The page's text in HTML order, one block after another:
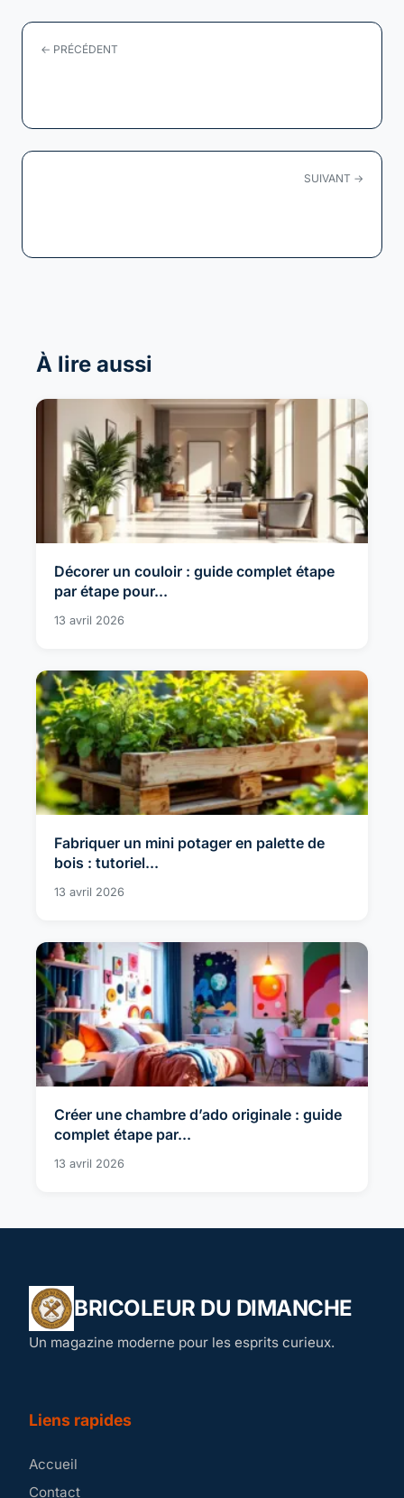
← PRÉCÉDENT
SUIVANT →
À lire aussi
Décorer un couloir : guide complet étape
par étape pour...
13 avril 2026
Fabriquer un mini potager en palette de
bois : tutoriel...
13 avril 2026
Créer une chambre d’ado originale : guide
complet étape par...
13 avril 2026
BRICOLEUR DU DIMANCHE
Un magazine moderne pour les esprits curieux.
Liens rapides
Accueil
Contact